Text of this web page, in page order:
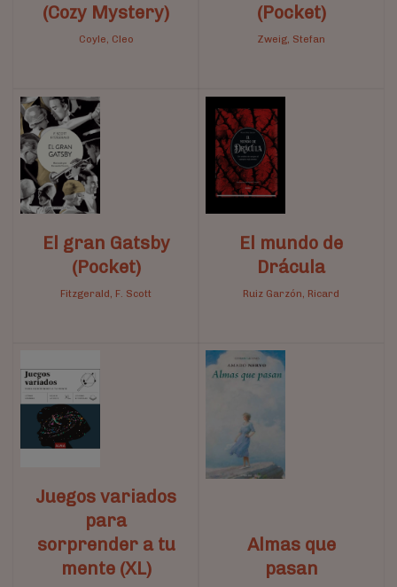
(Cozy Mystery)
Coyle, Cleo
(Pocket)
Zweig, Stefan
El gran Gatsby
(Pocket)
Fitzgerald, F. Scott
El mundo de
Drácula
Ruiz Garzón, Ricard
Juegos variados
para
sorprender a tu
mente (XL)
Almas que
pasan